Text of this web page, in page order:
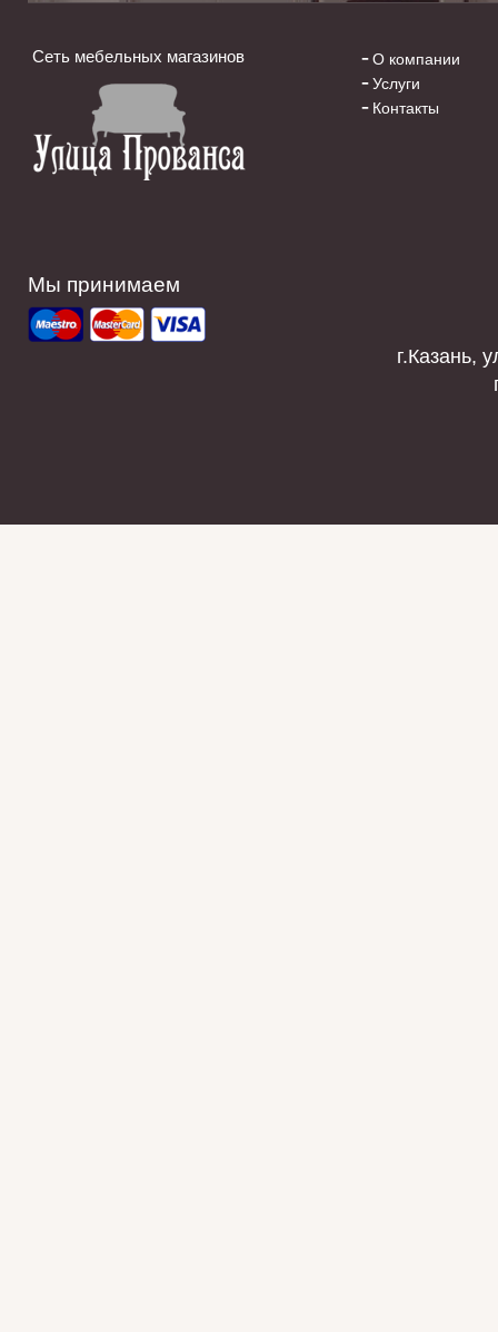
Сеть мебельных магазинов
О компании
Услуги
Контакты
Мы принимаем
г.Казань,